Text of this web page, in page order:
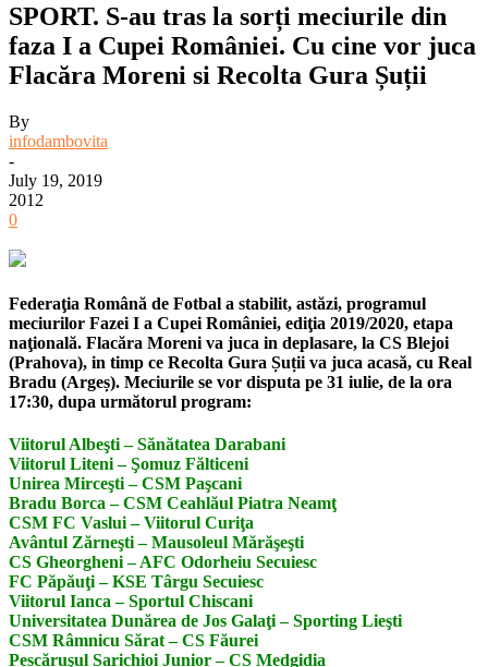
SPORT. S-au tras la sorți meciurile din
faza I a Cupei României. Cu cine vor juca
Flacăra Moreni si Recolta Gura Șuții
By
infodambovita
-
July 19, 2019
2012
0
Federaţia Română de Fotbal a stabilit, astăzi, programul
meciurilor Fazei I a Cupei României, ediţia 2019/2020, etapa
naţională. Flacăra Moreni va juca in deplasare, la CS Blejoi
(Prahova), in timp ce Recolta Gura Șuții va juca acasă, cu Real
Bradu (Argeș). Meciurile se vor disputa pe 31 iulie, de la ora
17:30, dupa următorul program:
Viitorul Albeşti – Sănătatea Darabani
Viitorul Liteni – Şomuz Fălticeni
Unirea Mirceşti – CSM Paşcani
Bradu Borca – CSM Ceahlăul Piatra Neamţ
CSM FC Vaslui – Viitorul Curiţa
Avântul Zărneşti – Mausoleul Mărăşeşti
CS Gheorgheni – AFC Odorheiu Secuiesc
FC Păpăuţi – KSE Târgu Secuiesc
Viitorul Ianca – Sportul Chiscani
Universitatea Dunărea de Jos Galaţi – Sporting Lieşti
CSM Râmnicu Sărat – CS Făurei
Pescăruşul Sarichioi Junior – CS Medgidia